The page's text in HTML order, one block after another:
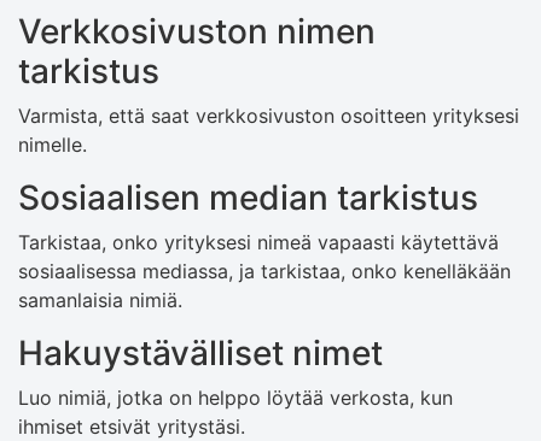
Verkkosivuston nimen
tarkistus
Varmista, että saat verkkosivuston osoitteen yrityksesi
nimelle.
Sosiaalisen median tarkistus
Tarkistaa, onko yrityksesi nimeä vapaasti käytettävä
sosiaalisessa mediassa, ja tarkistaa, onko kenelläkään
samanlaisia ​​nimiä.
Hakuystävälliset nimet
Luo nimiä, jotka on helppo löytää verkosta, kun
ihmiset etsivät yritystäsi.